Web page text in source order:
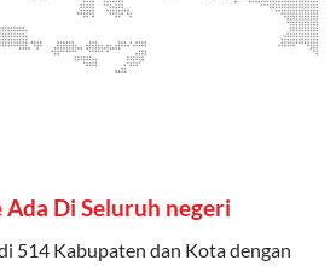
Di Seluruh negeri
514 Kabupaten dan Kota dengan